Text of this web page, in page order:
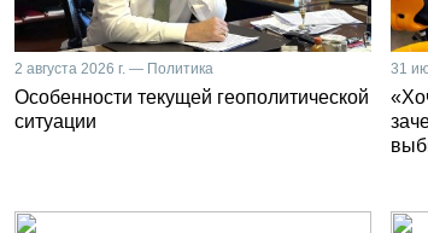
2 августа 2026 г. — Политика
Особенности текущей геополитической
ситуации
31